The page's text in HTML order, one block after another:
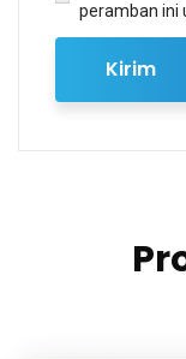
peramban ini